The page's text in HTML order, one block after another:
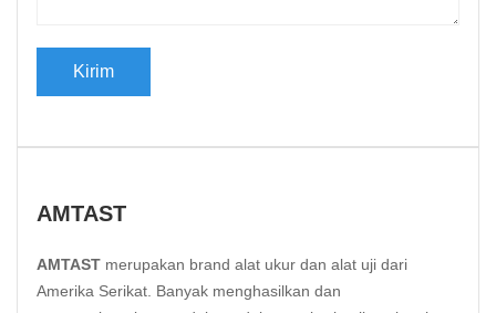
AMTAST
AMTAST merupakan brand alat ukur dan alat uji dari
Amerika Serikat. Banyak menghasilkan dan